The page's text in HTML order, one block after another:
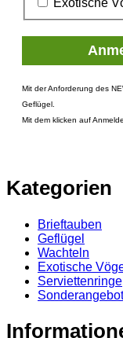
Mit der Anforderung des
Geflügel.
Mit dem klicken auf
Kategorien
Brieftauben
Geflügel
Wachteln
Exotische
Serviettenringe